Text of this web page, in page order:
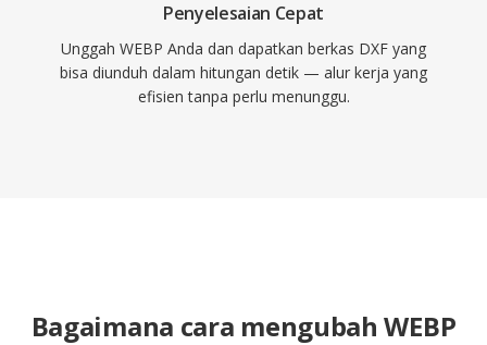
Penyelesaian Cepat
Unggah WEBP Anda dan dapatkan berkas DXF yang
bisa diunduh dalam hitungan detik — alur kerja yang
efisien tanpa perlu menunggu.
Bagaimana cara mengubah WEBP